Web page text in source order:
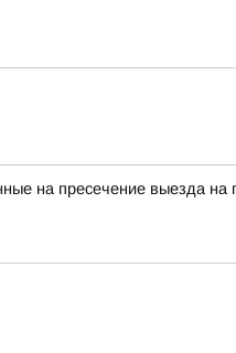
на пресечение выезда на